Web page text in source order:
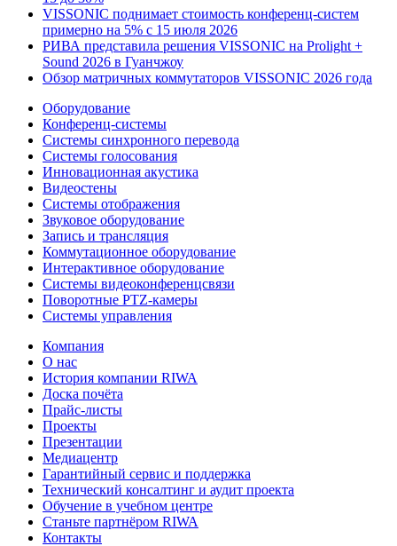
VISSONIC поднимает стоимость конференц-систем
примерно на 5% с 15 июля 2026
РИВА представила решения VISSONIC на Prolight +
Sound 2026 в Гуанчжоу
Обзор матричных коммутаторов VISSONIC 2026 года
Оборудование
Конференц-системы
Системы синхронного перевода
Системы голосования
Инновационная акустика
Видеостены
Системы отображения
Звуковое оборудование
Запись и трансляция
Коммутационное оборудование
Интерактивное оборудование
Системы видеоконференцсвязи
Поворотные PTZ-камеры
Системы управления
Компания
О нас
История компании RIWA
Доска почёта
Прайс-листы
Проекты
Презентации
Медиацентр
Гарантийный сервис и поддержка
Технический консалтинг и аудит проекта
Обучение в учебном центре
Станьте партнёром RIWA
Контакты